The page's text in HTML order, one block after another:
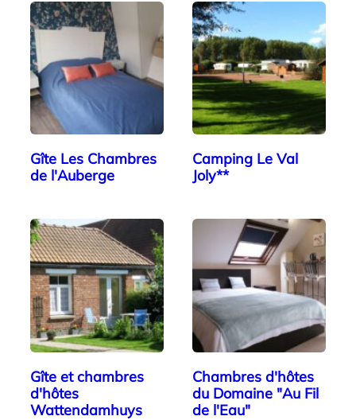
Gîte Les Chambres
de l'Auberge
Camping Le Val
Joly**
Gîte et chambres
d'hôtes
Wattendamhuys
Chambres d'hôtes
du Domaine "Au Fil
de l'Eau"